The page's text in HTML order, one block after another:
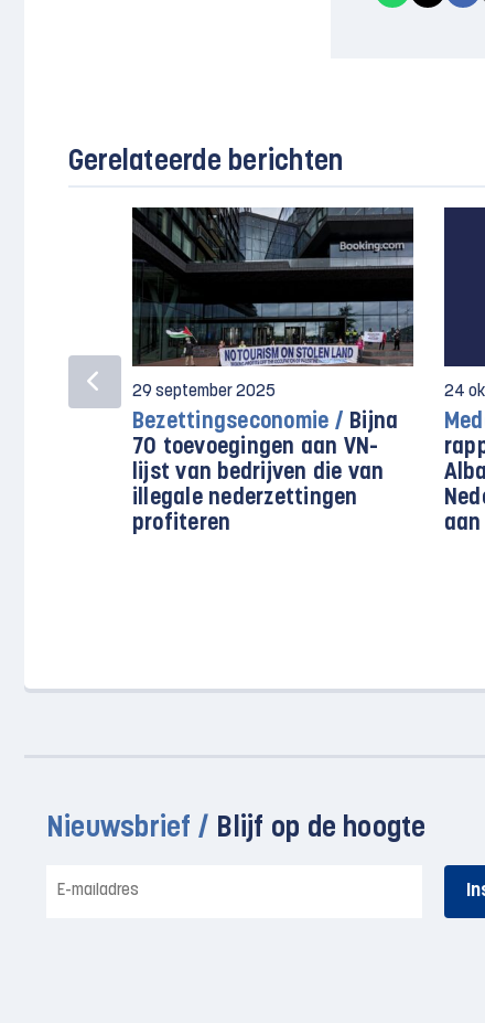
Gerelateerde berichten
29 september 2025
Bezettingseconomie / Bijna
70 toevoegingen aan VN-
lijst van bedrijven die van
illegale nederzettingen
profiteren
24
Nieuwsbrief / Blijf op de hoogte
mailadres